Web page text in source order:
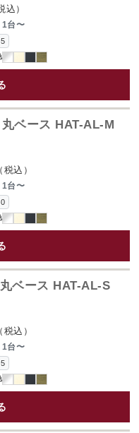
込）
1台〜
ベース HAT-AL-M
（税込）
1台〜
ベース HAT-AL-S
（税込）
1台〜